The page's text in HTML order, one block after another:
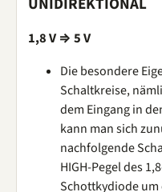
1,8 V ⇒ 5 V
Die besondere
Schaltkreise,
dem Eingang in
kann man sich
nachfolgende
HIGH-Pegel des
Schottkydiode um